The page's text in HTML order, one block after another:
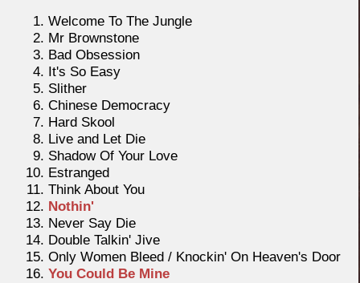
Welcome To The Jungle
Mr Brownstone
Bad Obsession
It's So Easy
Slither
Chinese Democracy
Hard Skool
Live and Let Die
Shadow Of Your Love
Estranged
Think About You
Nothin'
Never Say Die
Double Talkin' Jive
Only Women Bleed / Knockin' On Heaven's Door
You Could Be Mine